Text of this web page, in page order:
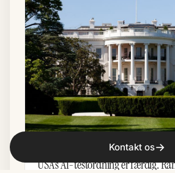
USA's AI-testordning er færdig.
Kontakt os→